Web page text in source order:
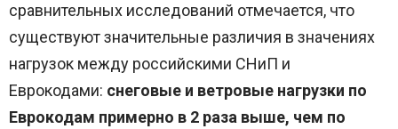
сравнительных исследований отмечается, что
существуют значительные различия в значениях
нагрузок между российскими СНиП и
Еврокодами: снеговые и ветровые нагрузки по
Еврокодам примерно в 2 раза выше, чем по